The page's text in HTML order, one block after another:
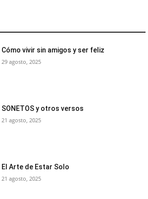
Cómo vivir sin amigos y ser feliz
29 agosto, 2025
SONETOS y otros versos
21 agosto, 2025
El Arte de Estar Solo
21 agosto, 2025